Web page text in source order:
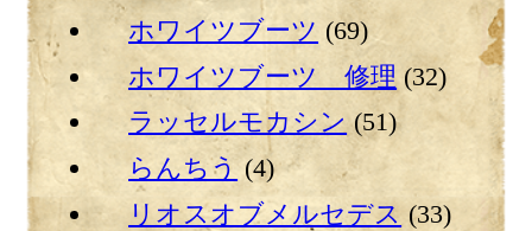
ホワイツブーツ (69)
ホワイツブーツ 修理 (32)
ラッセルモカシン (51)
らんちう (4)
リオスオブメルセデス (33)